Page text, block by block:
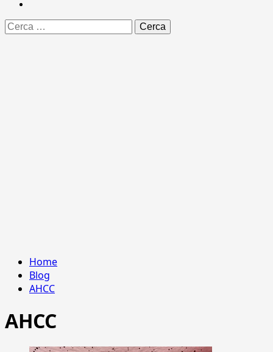
Ricerca
per:
Home
Blog
AHCC
AHCC